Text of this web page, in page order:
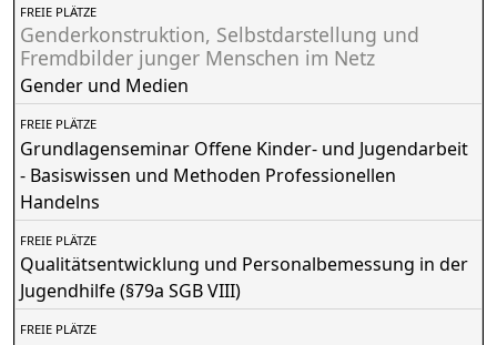
FREIE PLÄTZE
Genderkonstruktion, Selbstdarstellung und
Fremdbilder junger Menschen im Netz
Gender und Medien
FREIE PLÄTZE
Grundlagenseminar Offene Kinder- und Jugendarbeit
- Basiswissen und Methoden Professionellen
Handelns
FREIE PLÄTZE
Qualitätsentwicklung und Personalbemessung in der
Jugendhilfe (§79a SGB VIII)
FREIE PLÄTZE